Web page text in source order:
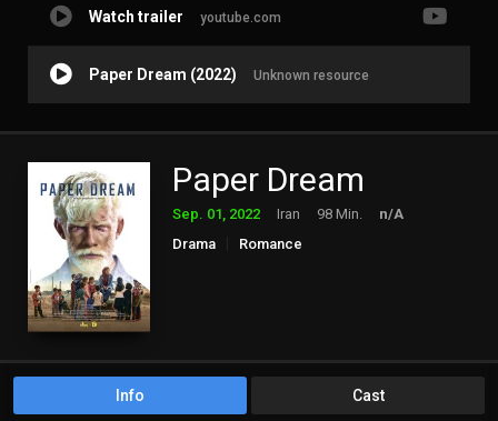
Watch trailer youtube.com
Paper Dream (2022) Unknown resource
Paper Dream
Sep. 01, 2022 Iran 98 Min.
n/A
Drama
Romance
Info Cast